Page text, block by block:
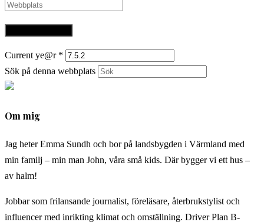
Current ye@r *
Sök på denna webbplats
Om mig
Jag heter Emma Sundh och bor på landsbygden i Värmland med
min familj – min man John, våra små kids. Där bygger vi ett hus –
av halm!
Jobbar som frilansande journalist, föreläsare, återbrukstylist och
influencer med inrikting klimat och omställning. Driver Plan B-